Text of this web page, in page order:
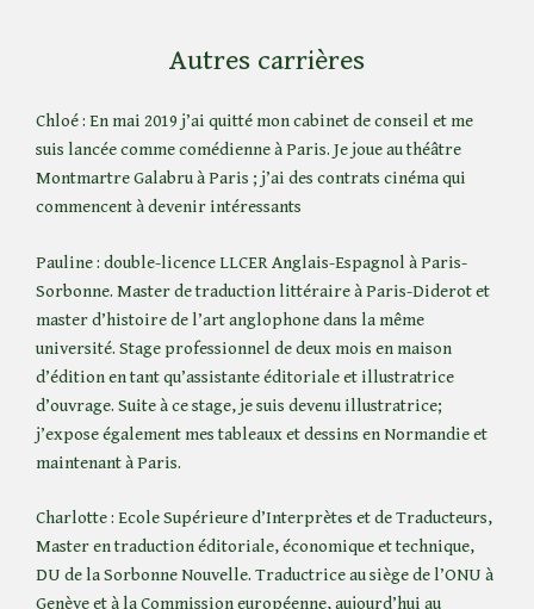
Autres carrières
Chloé : En mai 2019 j’ai quitté mon cabinet de conseil et me
suis lancée comme comédienne à Paris. Je joue au théâtre
Montmartre Galabru à Paris ; j’ai des contrats cinéma qui
commencent à devenir intéressants
Pauline : double-licence LLCER Anglais-Espagnol à Paris-
Sorbonne. Master de traduction littéraire à Paris-Diderot et
master d’histoire de l’art anglophone dans la même
université. Stage professionnel de deux mois en maison
d’édition en tant qu’assistante éditoriale et illustratrice
d’ouvrage. Suite à ce stage, je suis devenu illustratrice;
j’expose également mes tableaux et dessins en Normandie et
maintenant à Paris.
Charlotte : Ecole Supérieure d’Interprètes et de Traducteurs,
Master en traduction éditoriale, économique et technique,
DU de la Sorbonne Nouvelle. Traductrice au siège de l’ONU à
Genève et à la Commission européenne, aujourd’hui au